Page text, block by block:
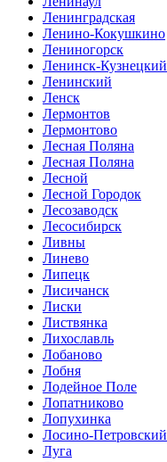
Ленинградская
Ленино-Кокушкино
Лениногорск
Ленинск-Кузнецкий
Ленинский
Ленск
Лермонтов
Лермонтово
Лесная Поляна
Лесная Поляна
Лесной
Лесной Городок
Лесозаводск
Лесосибирск
Ливны
Линево
Липецк
Лисичанск
Лиски
Листвянка
Лихославль
Лобаново
Лобня
Лодейное Поле
Лопатниково
Лопухинка
Лосино-Петровский
Луга